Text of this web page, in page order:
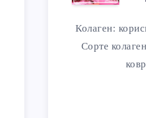
Колаген:
Сорте